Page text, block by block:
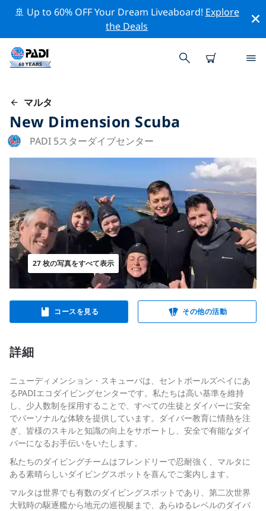
🚢 Up to 60% OFF Your Dream Liveaboard! Explore
the Deals
マルタ
New Dimension Scuba
PADI 5スターダイブセンター
27 枚の写真をすべて表示
コースを見る その他の活動
詳細
ニューディメンション・スキューバは、セントポールズベイにあ
るPADIエコダイビングセンターです。私たちは高い基準を維持
し、少人数制を採用することで、すべての生徒とダイバーに安全
でパーソナルな体験を提供しています。ダイバー教育に情熱を注
ぎ、皆様のスキルと知識の向上をサポートし、安全で有能なダイ
バーになるお手伝いをいたします。
私たちのダイビングチームはフレンドリーで忍耐強く、マルタに
ある素晴らしいダイビングスポットを喜んでご案内します。
マルタは世界でも有数のダイビングスポットであり、第二次世界
大戦時の駆逐艦から地元の巡視艇まで、あらゆるレベルのダイバ